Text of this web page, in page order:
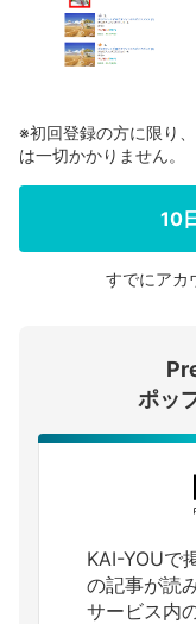
※初回登録の方に限り
は一切かかりません。
10
すでにアカ
ポッ
KAI-YOUで
の記事が読
サービス内